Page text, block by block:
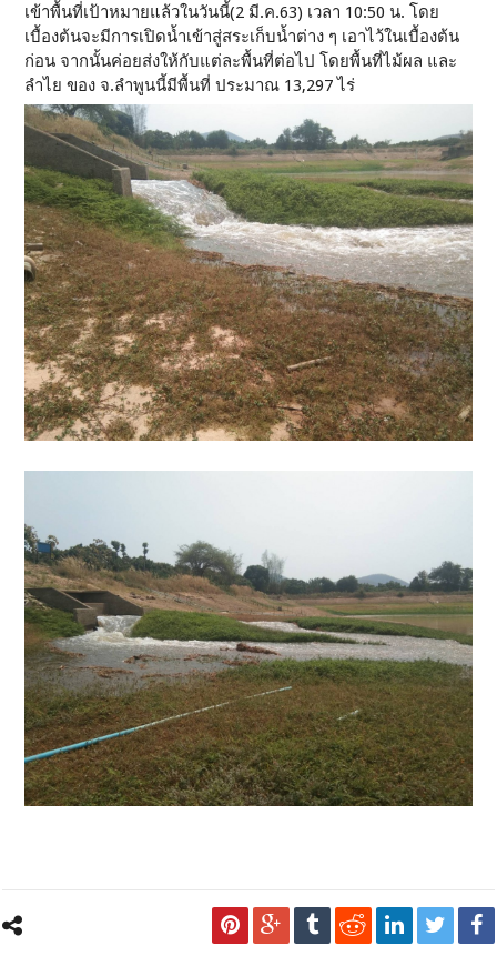
เข้าพื้นที่เป้าหมายแล้วในวันนี้(2 มี.ค.63) เวลา 10:50 น. โดย
เบื้องต้นจะมีการเปิดน้ำเข้าสู่สระเก็บน้ำต่าง ๆ เอาไว้ในเบื้องต้น
ก่อน จากนั้นค่อยส่งให้กับแต่ละพื้นที่ต่อไป โดยพื้นที่ไม้ผล และ
ลำไย ของ จ.ลำพูนนี้มีพื้นที่ ประมาณ 13,297 ไร่